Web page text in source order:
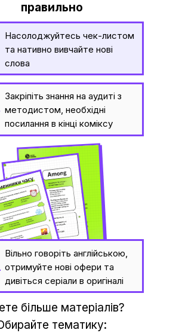
правильно
більше матеріалів?
тематику:
Насолоджуйтесь чек-листом
та нативно вивчайте нові
слова
Закріпіть знання на аудиті з
методистом, необхідні
посилання в кінці коміксу
Вільно говоріть англійською,
отримуйте нові офери та
дивіться серіали в оригіналі